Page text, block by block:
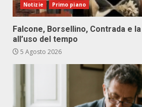
Notizie Primo piano
Falcone, Borsellino, Contrada e
all’uso del tempo
5 Agosto 2026